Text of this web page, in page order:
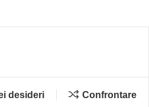
desideri Confrontare